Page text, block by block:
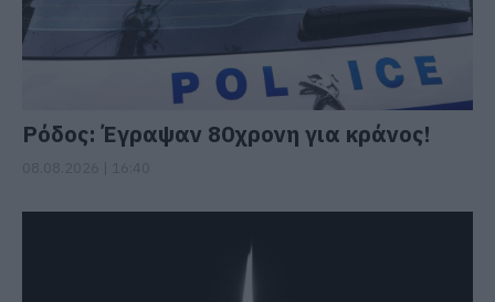
Ρόδος: Έγραψαν 80χρονη για κράνος!